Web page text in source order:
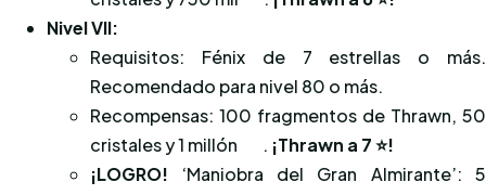
Nivel VII:
Requisitos: Fénix de 7 estrellas o más.
Recomendado para nivel 80 o más.
Recompensas: 100 fragmentos de Thrawn, 50
cristales y 1 millón
. ¡Thrawn a 7⭐!
¡LOGRO! ‘Maniobra del Gran Almirante’: 5